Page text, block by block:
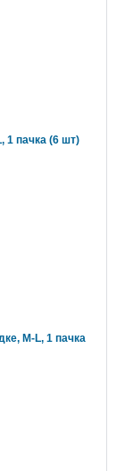
1 пачка (6 шт)
M-L, 1 пачка